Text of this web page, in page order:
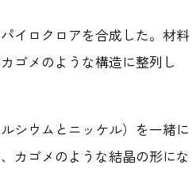
イロクロアを合成した。材料
ゴメのような構造に整列し
シウムとニッケル）を一緒に
カゴメのような結晶の形にな